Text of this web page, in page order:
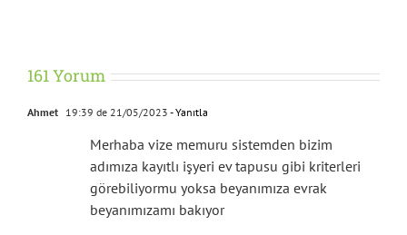
161 Yorum
Ahmet 19:39 de 21/05/2023 - Yanıtla
Merhaba vize memuru sistemden bizim
adımıza kayıtlı işyeri ev tapusu gibi kriterleri
görebiliyormu yoksa beyanımıza evrak
beyanımızamı bakıyor